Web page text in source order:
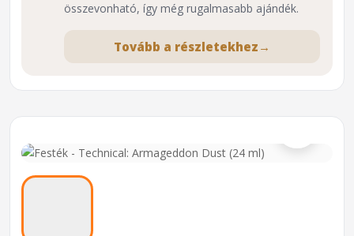
⌕
összevonható, így még rugalmasabb ajándék.
Tovább a részletekhez →